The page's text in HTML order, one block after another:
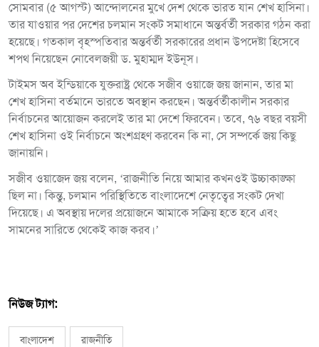
সোমবার (৫ আগস্ট) আন্দোলনের মুখে দেশ থেকে ভারত যান শেখ হাসিনা।
তার যাওয়ার পর দেশের চলমান সংকট সমাধানে অন্তর্বর্তী সরকার গঠন করা
হয়েছে। গতকাল বৃহস্পতিবার অন্তর্বর্তী সরকারের প্রধান উপদেষ্টা হিসেবে
শপথ নিয়েছেন নোবেলজয়ী ড. মুহাম্মদ ইউনূস।
টাইমস অব ইন্ডিয়াকে যুক্তরাষ্ট্র থেকে সজীব ওয়াজে জয় জানান, তার মা
শেখ হাসিনা বর্তমানে ভারতে অবস্থান করছেন। অন্তর্বর্তীকালীন সরকার
নির্বাচনের আয়োজন করলেই তার মা দেশে ফিরবেন। তবে, ৭৬ বছর বয়সী
শেখ হাসিনা ওই নির্বাচনে অংশগ্রহণ করবেন কি না, সে সম্পর্কে জয় কিছু
জানায়নি।
সজীব ওয়াজেদ জয় বলেন, ‘রাজনীতি নিয়ে আমার কখনওই উচ্চাকাঙ্ক্ষা
ছিল না। কিন্তু, চলমান পরিস্থিতিতে বাংলাদেশে নেতৃত্বের সংকট দেখা
দিয়েছে। এ অবস্থায় দলের প্রয়োজনে আমাকে সক্রিয় হতে হবে এবং
সামনের সারিতে থেকেই কাজ করব।’
নিউজ ট্যাগ:
বাংলাদেশ রাজনীতি